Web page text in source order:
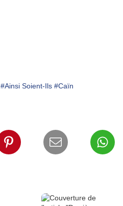
#Ainsi Soient-Ils #Caïn